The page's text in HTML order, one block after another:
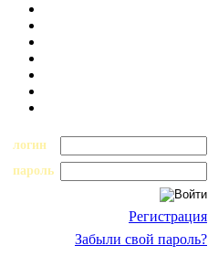
логин
пароль
Регистрация
Забыли свой пароль?